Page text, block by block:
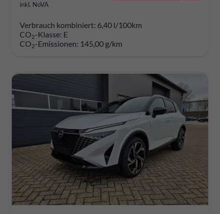
inkl. NoVA
Verbrauch kombiniert: 6,40 l/100km
CO2-Klasse: E
CO2-Emissionen: 145,00 g/km